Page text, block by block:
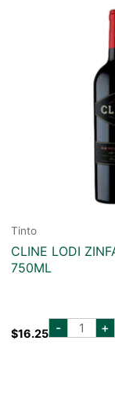
Tinto
CLINE LODI
750ML
$16.25 - cline
lodi
+